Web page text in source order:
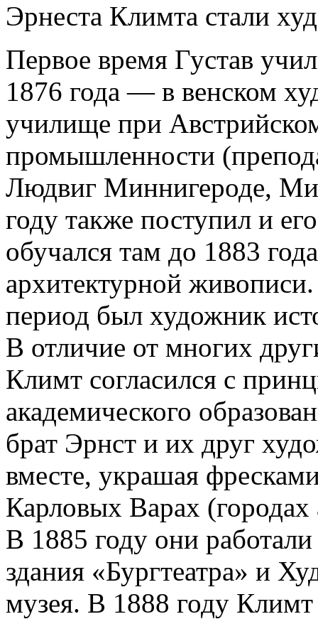
Эрнеста Климта стали
Первое время Густав
1876 года — в венском
училище при
промышленности
Людвиг Миннигероде,
году также поступил и
обучался там до 1883
архитектурной
период был художник
В отличие от многих
Климт согласился с
академического
брат Эрнст и их друг
вместе, украшая
Карловых Варах (городах
В 1885 году они
здания «Бургтеатра» и
музея. В 1888 году